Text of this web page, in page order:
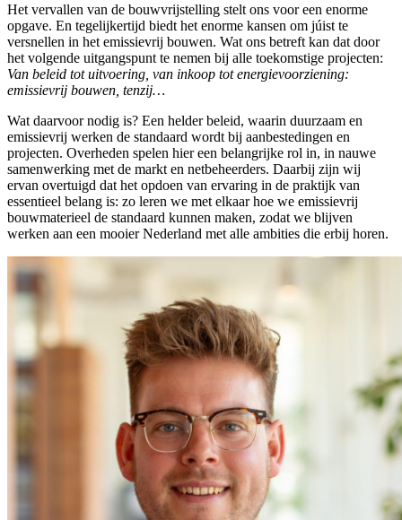
Het vervallen van de bouwvrijstelling stelt ons voor een enorme
opgave. En tegelijkertijd biedt het enorme kansen om júist te
versnellen in het emissievrij bouwen. Wat ons betreft kan dat door
het volgende uitgangspunt te nemen bij alle toekomstige projecten:
Van beleid tot uitvoering, van inkoop tot energievoorziening:
emissievrij bouwen, tenzij…
Wat daarvoor nodig is? Een helder beleid, waarin duurzaam en
emissievrij werken de standaard wordt bij aanbestedingen en
projecten. Overheden spelen hier een belangrijke rol in, in nauwe
samenwerking met de markt en netbeheerders. Daarbij zijn wij
ervan overtuigd dat het opdoen van ervaring in de praktijk van
essentieel belang is: zo leren we met elkaar hoe we emissievrij
bouwmaterieel de standaard kunnen maken, zodat we blijven
werken aan een mooier Nederland met alle ambities die erbij horen.